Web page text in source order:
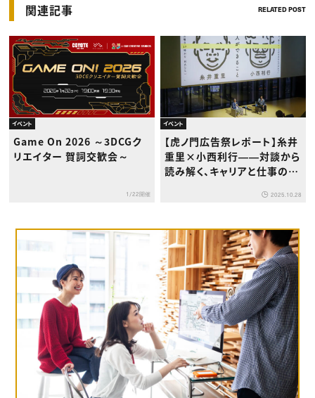
関連記事 RELATED POST
イベント
Game On 2026 ～3DCGク
リエイター 賀詞交歓会～
1/22開催
イベント
【虎ノ門広告祭レポート】糸井
重里×小西利行――対談から
読み解く、キャリアと仕事の本
2025.10.28